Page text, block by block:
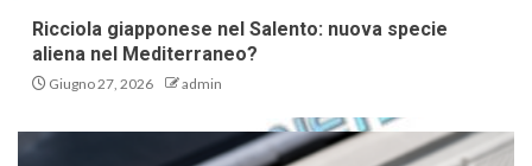
Ricciola giapponese nel Salento: nuova specie
aliena nel Mediterraneo?
Giugno 27, 2026 admin